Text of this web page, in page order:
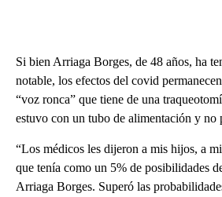
Si bien Arriaga Borges, de 48 años, ha
notable, los efectos del covid
“voz ronca” que tiene de una
estuvo con un tubo de alimentación y no
“Los médicos les dijeron a mis hijos, a
que tenía como un 5% de posibilidades
Arriaga Borges. Superó las